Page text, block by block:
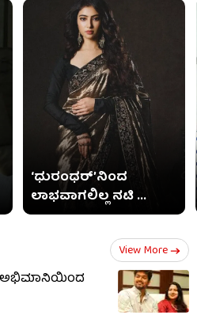
‘ಧುರಂಧರ್’ನಿಂದ
ಲಾಭವಾಗಲಿಲ್ಲ ನಟಿ ...
View More
ಅಭಿಮಾನಿಯಿಂದ